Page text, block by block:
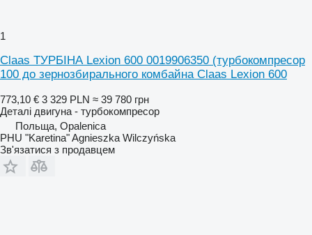
1
Claas ТУРБІНА Lexion 600 0019906350 (турбокомпресор
100 до зернозбирального комбайна Claas Lexion 600
773,10 € 3 329 PLN ≈ 39 780 грн
Деталі двигуна - турбокомпресор
Польща, Opalenica
PHU "Karetina" Agnieszka Wilczyńska
Зв'язатися з продавцем